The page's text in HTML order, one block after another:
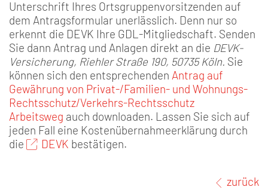
Unterschrift Ihres Ortsgruppenvorsitzenden auf
dem Antragsformular unerlässlich. Denn nur so
erkennt die DEVK Ihre GDL-Mitgliedschaft. Senden
Sie dann Antrag und Anlagen direkt an die DEVK-
Versicherung, Riehler Straße 190, 50735 Köln. Sie
können sich den entsprechenden Antrag auf
Gewährung von Privat-/Familien- und Wohnungs-
Rechtsschutz/Verkehrs-Rechtsschutz
Arbeitsweg auch downloaden. Lassen Sie sich auf
jeden Fall eine Kostenübernahmeerklärung durch
die
DEVK bestätigen.
zurück